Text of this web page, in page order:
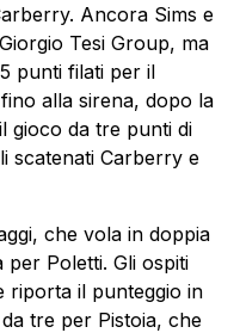
Ancora Sims e
Tesi Group, ma
punti filati per il
alla sirena, dopo la
gioco da tre punti di
scatenati Carberry e
che vola in doppia
Poletti. Gli ospiti
riporta il punteggio in
tre per Pistoia, che